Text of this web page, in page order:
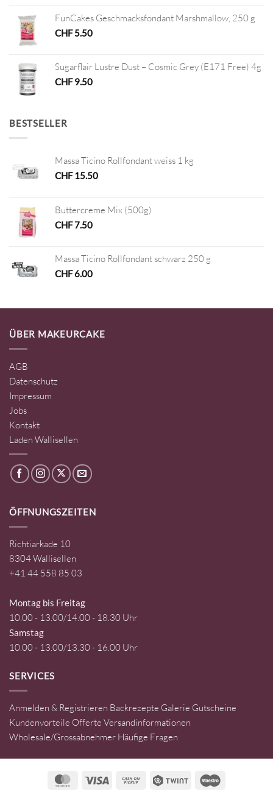
FunCakes Geschmacksfondant Marshmallow, 250 g
CHF5.50
Sugarflair Lustre Dust – Cosmic Grey (E171 Free) 4g
CHF9.50
BESTSELLER
Massa Ticino Rollfondant weiss 1 kg
CHF15.50
Buttercreme Mix (500g)
CHF7.50
Massa Ticino Rollfondant schwarz 250 g
CHF6.00
ÜBER MAKEURCAKE
AGB
Datenschutz
Impressum
Jobs
Kontakt
Laden Wallisellen
ÖFFNUNGSZEITEN
Richtiarkade 10
8304 Wallisellen
+41 44 558 85 03
Montag bis Freitag
10.00 - 13.00/14.00 - 18.30 Uhr
Samstag
10.00 - 13.00/13.30 - 16.00 Uhr
SERVICES
Anmelden & Registrieren Backrezepte Galerie Gutscheine
Kundenvorteile Offerte Versandinformationen
Wholesale/Grossabnehmer Häufige Fragen
MasterCardVisa
Cash
Twint